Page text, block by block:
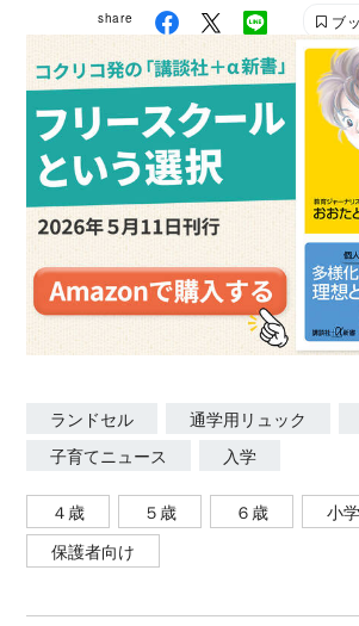
share ブ
ランドセル 通学用リュック
子育てニュース
入学
４歳 ５歳 ６歳
小
保護者向け